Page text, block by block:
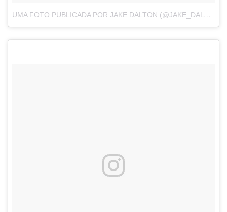
UMA FOTO PUBLICADA POR JAKE DALTON (@JAKE_DALTON)